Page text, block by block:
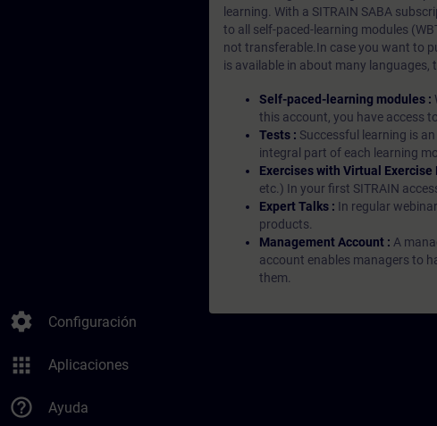
settings Configuración
apps Aplicaciones
help_outline Ayuda
learning. With a SITRAIN SABA
to all self-paced-learning modules
not transferable.In case you want to
is available in about many languages,
Self-paced-learning modules :
this account, you have access
Tests : Successful learning is
integral part of each learning
Exercises with Virtual Exercise
etc.) In your first SITRAIN
Expert Talks : In regular
products.
Management Account : A
account enables managers to
them.